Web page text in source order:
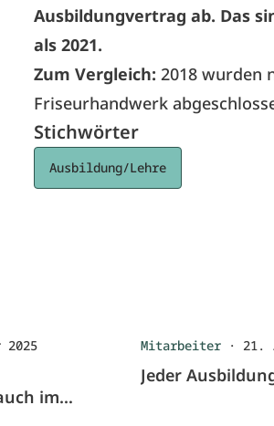
Ausbildungvertrag ab. Das
als 2021.
Zum Vergleich: 2018 wurden
Friseurhandwerk
Stichwörter
Ausbildung/Lehre
2025
im
Mitarbeiter · 21.
Jeder